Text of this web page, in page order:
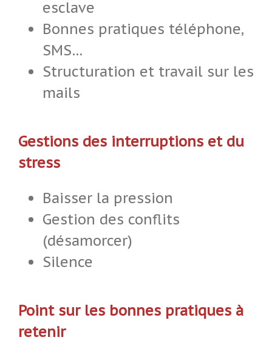
esclave
Bonnes pratiques téléphone,
SMS…
Structuration et travail sur les
mails
Gestions des interruptions et du
stress
Baisser la pression
Gestion des conflits
(désamorcer)
Silence
Point sur les bonnes pratiques à
retenir